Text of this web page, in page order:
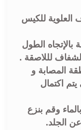
العلوية للكيس
الطول
لللاصقة .
المصابة و
اكتمال
وقم بنزع
عن الجلد.